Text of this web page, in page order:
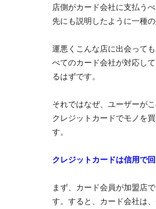
店側がカード会社に支払う
先にも説明したように一種
運悪くこんな店に出会って
べてのカード会社が対応し
るはずです。
それではなぜ、ユーザーが
クレジットカードでモノを
す。
クレジットカードは信用で
まず、カード会員が加盟店
す。すると、カード会社は